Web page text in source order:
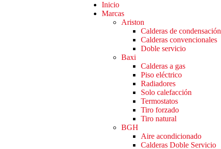
Inicio
Marcas
Ariston
Calderas de condensación
Calderas convencionales
Doble servicio
Baxi
Calderas a gas
Piso eléctrico
Radiadores
Solo calefacción
Termostatos
Tiro forzado
Tiro natural
BGH
Aire acondicionado
Calderas Doble Servicio